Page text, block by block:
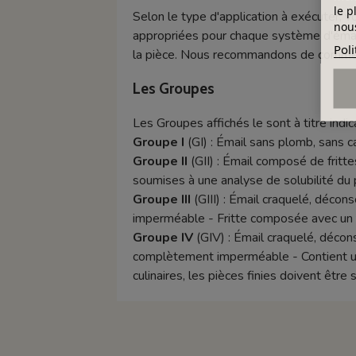
Selon le type d'application à exécuter,
appropriées pour chaque système
la pièce. Nous recommandons de
Les Groupes
Les Groupes affichés le sont à titre
Groupe I (GI) : Émail sans plomb, sans
Groupe II (GII) : Émail composé de
soumises à une analyse de solubilité
Groupe III (GIII) : Émail craquelé,
imperméable - Fritte composée avec
Groupe IV(GIV) : Émail craquelé,
complètement imperméable - Contient
culinaires, les pièces finies doivent être
le